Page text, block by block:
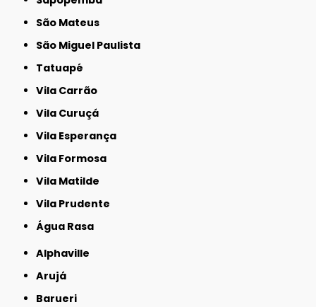
São Mateus
São Miguel Paulista
Tatuapé
Vila Carrão
Vila Curuçá
Vila Esperança
Vila Formosa
Vila Matilde
Vila Prudente
Água Rasa
Alphaville
Arujá
Barueri